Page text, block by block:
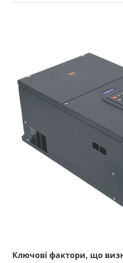
Ключові фактори, що